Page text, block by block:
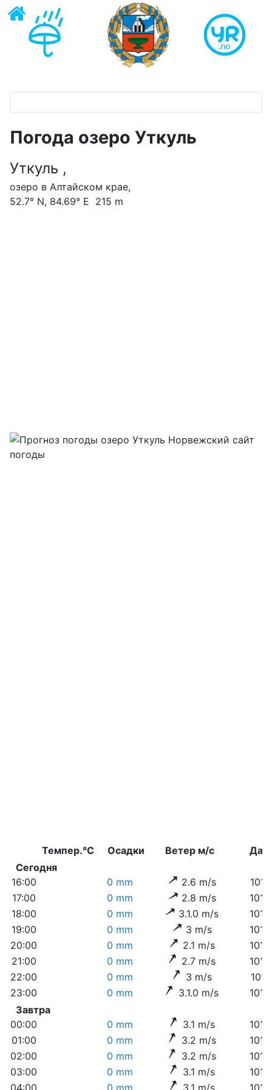
Погода озеро Уткуль
Уткуль ,
озеро в Алтайском крае,
52.7° N, 84.69° E 215 m
Темпер.°C Осадки Ветер м/с
Сегодня
16:00
0 mm 2.6 m/s
17:00
0 mm 2.8 m/s
18:00
0 mm 3.1.0 m/s
19:00
0 mm 3 m/s
20:00
0 mm 2.1 m/s
21:00
0 mm 2.7 m/s
22:00
0 mm 3 m/s
23:00
0 mm 3.1.0 m/s
Завтра
00:00
0 mm 3.1 m/s
01:00
0 mm 3.2 m/s
02:00
0 mm 3.2 m/s
03:00
0 mm 3.1 m/s
04:00
0 mm 3.1 m/s